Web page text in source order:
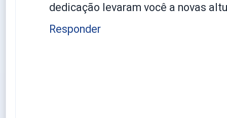
dedicação levaram você a novas
Responder